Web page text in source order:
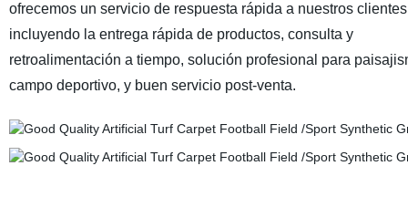
ofrecemos un servicio de respuesta rápida a nuestros
incluyendo la entrega rápida de productos, consulta y
retroalimentación a tiempo, solución profesional para
campo deportivo, y buen servicio post-venta.